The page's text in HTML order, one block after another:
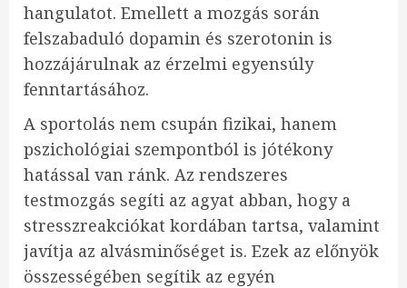
hangulatot. Emellett a mozgás során
felszabaduló dopamin és szerotonin is
hozzájárulnak az érzelmi egyensúly
fenntartásához.
A sportolás nem csupán fizikai, hanem
pszichológiai szempontból is jótékony
hatással van ránk. Az rendszeres
testmozgás segíti az agyat abban, hogy a
stresszreakciókat kordában tartsa, valamint
javítja az alvásminőséget is. Ezek az előnyök
összességében segítik az egyén